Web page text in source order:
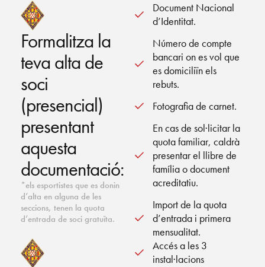
Formalitza la
teva alta de
soci
(presencial)
presentant
aquesta
documentació:
*els esportistes que es donin
d’alta en alguna de les
seccions, tenen la quota
d’entrada de soci gratuïta.
Document Nacional
d’Identitat.
Número de compte
bancari on es vol que
es domiciliïn els
rebuts.
Fotografia de carnet.
En cas de sol·licitar la
quota familiar, caldrà
presentar el llibre de
família o document
acreditatiu.
Import de la quota
d’entrada i primera
mensualitat.
Accés a les 3
instal·lacions